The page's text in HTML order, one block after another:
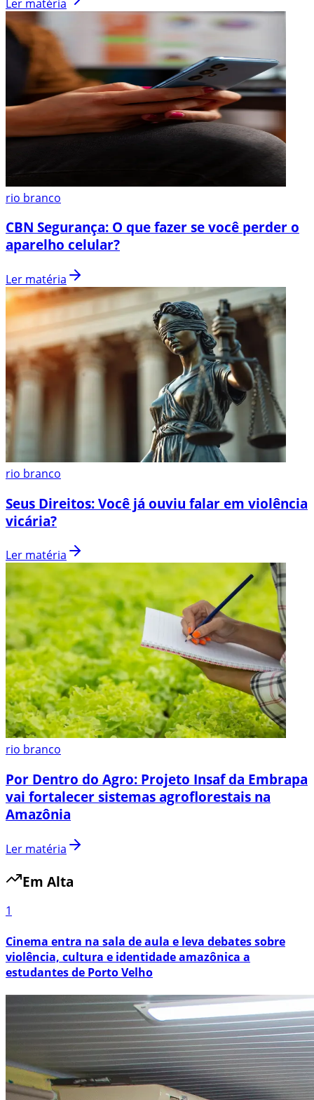
Ler matéria
rio branco
CBN Segurança: O que fazer se você perder o
aparelho celular?
Ler matéria
rio branco
Seus Direitos: Você já ouviu falar em violência
vicária?
Ler matéria
rio branco
Por Dentro do Agro: Projeto Insaf da Embrapa
vai fortalecer sistemas agroflorestais na
Amazônia
Ler matéria
Em Alta
1
Cinema entra na sala de aula e leva debates sobre
violência, cultura e identidade amazônica a
estudantes de Porto Velho